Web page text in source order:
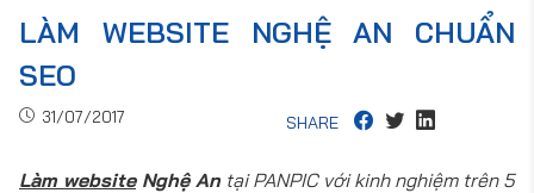
LÀM WEBSITE NGHỆ AN CHUẨN
SEO
31/07/2017 SHARE
Làm websiteNghệ An tại PANPIC với kinh nghiệm trên 5